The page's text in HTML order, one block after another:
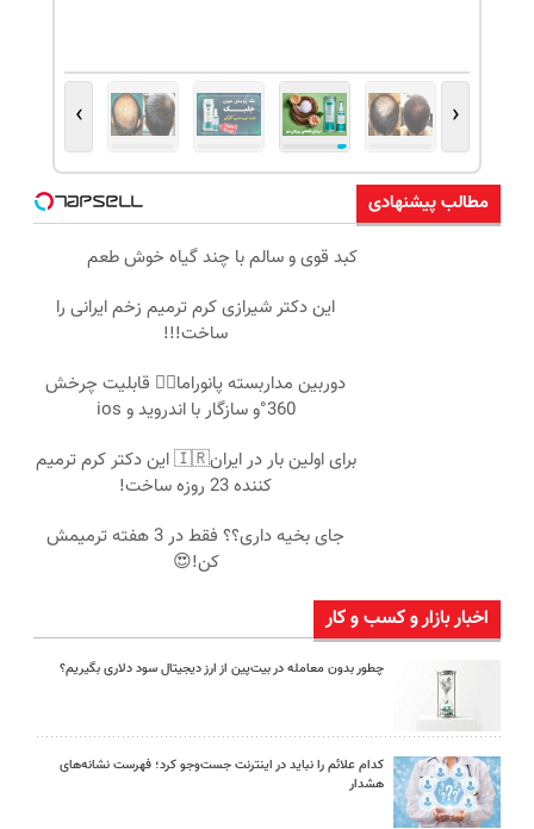
‹
›
مطالب پیشنهادی
کبد قوی و سالم با چند گیاه خوش طعم
این دکتر شیرازی کرم ترمیم زخم ایرانی را
ساخت!!!
دوربین مداربسته پانوراما👈🏻 قابلیت چرخش
360°و سازگار با اندروید و ios
برای اولین بار در ایران🇮🇷 این دکتر کرم ترمیم
کننده 23 روزه ساخت!
جای بخیه داری؟؟ فقط در 3 هفته ترمیمش
کن!😍
اخبار بازار و کسب و کار
چطور بدون معامله در بیت‌پین از ارز دیجیتال سود دلاری بگیریم؟
کدام علائم را نباید در اینترنت جست‌وجو کرد؛ فهرست نشانه‌های
هشدار